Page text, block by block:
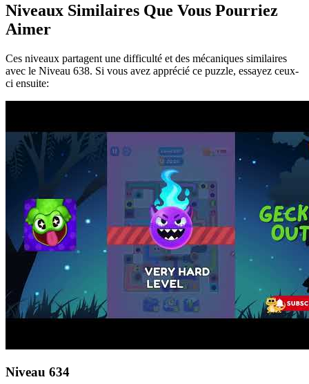
Niveaux Similaires Que Vous Pourriez
Aimer
Ces niveaux partagent une difficulté et des mécaniques similaires
avec le Niveau 638. Si vous avez apprécié ce puzzle, essayez ceux-
ci ensuite:
Niveau 634